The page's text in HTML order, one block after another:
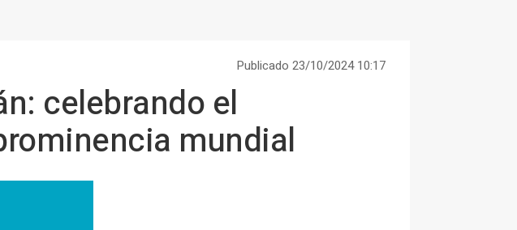
Publicado 23/10/2024 10:17
celebrando el
mundial